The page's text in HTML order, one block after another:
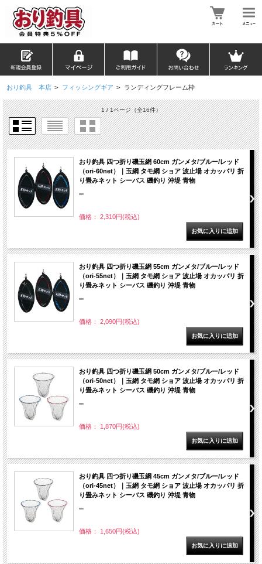
おり釣具 本店 > フィッシングギア > ランディングフレーム枠
1 / 1ページ（全16件）
おり釣具 四つ折り磯玉網 60cm ガンメタ/ブルー/レッド
（ori-60net）｜玉網 タモ網 ショア 波止場 オカッパリ 折
り畳みネット シーバス 磯釣り 沖堤 青物
""
価格： 2,310円(税込)
おり釣具 四つ折り磯玉網 55cm ガンメタ/ブルー/レッド
（ori-55net）｜玉網 タモ網 ショア 波止場 オカッパリ 折
り畳みネット シーバス 磯釣り 沖堤 青物
""
価格： 2,090円(税込)
おり釣具 四つ折り磯玉網 50cm ガンメタ/ブルー/レッド
（ori-50net）｜玉網 タモ網 ショア 波止場 オカッパリ 折
り畳みネット シーバス 磯釣り 沖堤 青物
""
価格： 1,870円(税込)
おり釣具 四つ折り磯玉網 45cm ガンメタ/ブルー/レッド
（ori-45net）｜玉網 タモ網 ショア 波止場 オカッパリ 折
り畳みネット シーバス 磯釣り 沖堤 青物
""
価格： 1,650円(税込)